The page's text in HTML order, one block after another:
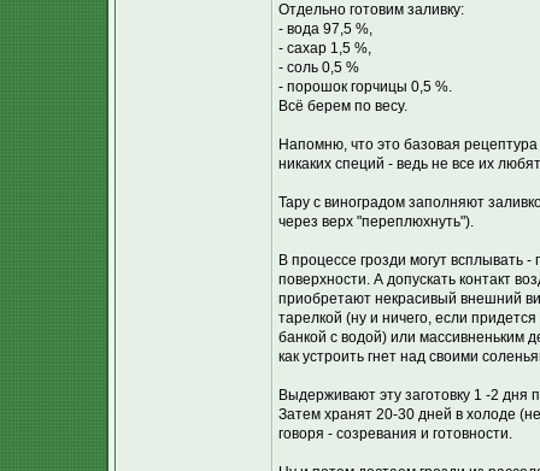
Отдельно готовим заливку:
- вода 97,5 %,
- сахар 1,5 %,
- соль 0,5 %
- порошок горчицы 0,5 %.
Всё берем по весу.
Напомню, что это базовая
никаких специй - ведь не все их
Тару с виноградом заполняют
через верх "переплюхнуть").
В процессе грозди могут всплывать -
поверхности. А допускать контакт
приобретают некрасивый внешний
тарелкой (ну и ничего, если
банкой с водой) или массивненьким
как устроить гнет над своими
Выдерживают эту заготовку 1 -2 дня
Затем хранят 20-30 дней в холоде
говоря - созревания и готовности.